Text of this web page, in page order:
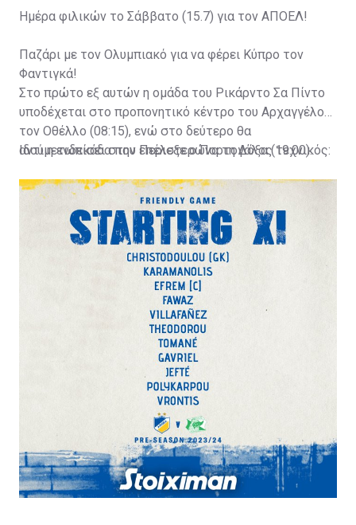
Ημέρα φιλικών το Σάββατο (15.7) για τον ΑΠΟΕΛ!
Παζάρι με τον Ολυμπιακό για να φέρει Κύπρο τον
Φαντιγκά!
Στο πρώτο εξ αυτών η ομάδα του Ρικάρντο Σα Πίντο
υποδέχεται στο προπονητικό κέντρο του Αρχαγγέλου
τον Οθέλλο (08:15), ενώ στο δεύτερο θα
αντιμετωπίσει στην Περιστερώνα τη Δόξα (19:00).
Ιδού η ενδεκάδα που επέλεξε ο Πορτογάλος τεχνικός: